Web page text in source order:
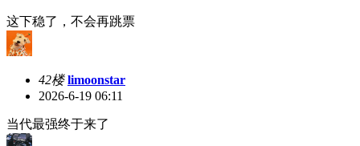
这下稳了，不会再跳票
42楼 limoonstar
2026-6-19 06:11
当代最强终于来了